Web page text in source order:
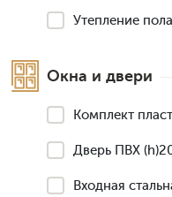
Утепление
Окна и двери
Комплект
Дверь ПВХ
Входная